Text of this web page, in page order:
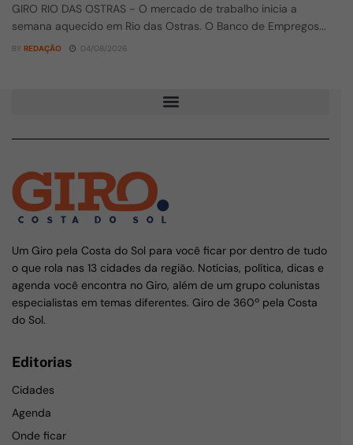
GIRO RIO DAS OSTRAS - O mercado de trabalho inicia a
semana aquecido em Rio das Ostras. O Banco de Empregos...
BY REDAÇÃO 04/08/2026
Um Giro pela Costa do Sol para você ficar por dentro de tudo
o que rola nas 13 cidades da região. Notícias, política, dicas e
agenda você encontra no Giro, além de um grupo colunistas
especialistas em temas diferentes. Giro de 360º pela Costa
do Sol.
Editorias
Cidades
Agenda
Onde ficar